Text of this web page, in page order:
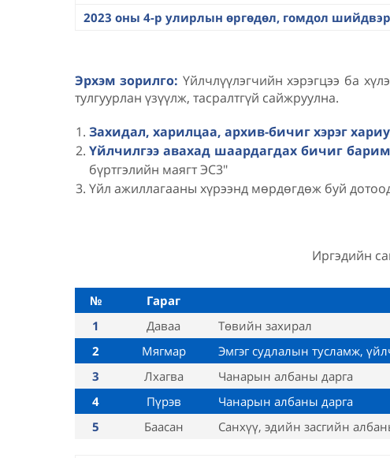
2023 оны 4-р улирлын өргөдөл, гомдол
Эрхэм зорилго: Үйлчлүүлэгчийн хэрэгцээ ба
тулгуурлан үзүүлж, тасралтгүй сайжруулна.
Захидал, харилцаа, архив-бичиг хэрэг
Үйлчилгээ авахад шаардагдах бичиг
бүртгэлийн маягт ЭС3"
Үйл ажиллагааны хүрээнд мөрдөгдөж буй
Иргэдийн
№ Гараг
1
Даваа Төвийн захирал
2
Мягмар Эмгэг судлалын тусламж,
3
Лхагва Чанарын албаны дарга
4
Пүрэв Чанарын албаны дарга
5
Баасан Санхүү, эдийн засгийн